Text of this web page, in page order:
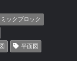
ックブロック
平面図